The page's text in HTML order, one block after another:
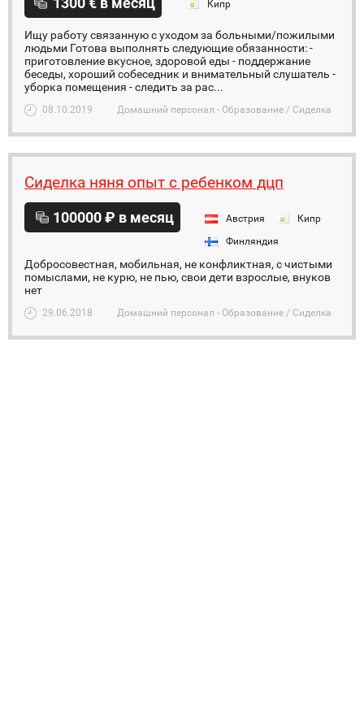
Кипр
Ищу работу связанную с уходом за больными/пожилыми
людьми Готова выполнять следующие обязанности: -
приготовление вкусное, здоровой еды - поддержание
беседы, хороший собеседник и внимательный слушатель -
уборка помещения - следить за рас...
08.10.2019 Домашний персонал - Образование / Сиделка
Сиделка няня опыт с ребенком дцп
100000 ₽ в месяц Австрия
Кипр
Финляндия
Добросовестная, мобильная, не конфликтная, с чистыми
помыслами, не курю, не пью, свои дети взрослые, внуков
нет
29.06.2018 Домашний персонал - Образование / Сиделка